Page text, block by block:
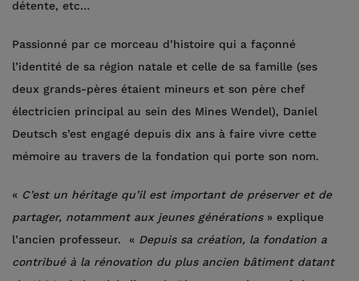
détente, etc…
Passionné par ce morceau d’histoire qui a façonné
l’identité de sa région natale et celle de sa famille (ses
deux grands-pères étaient mineurs et son père chef
électricien principal au sein des Mines Wendel), Daniel
Deutsch s’est engagé depuis dix ans à faire vivre cette
mémoire au travers de la fondation qui porte son nom.
« C’est un héritage qu’il est important de préserver et de
partager, notamment aux jeunes générations» explique
l’ancien professeur. « Depuis sa création, la fondation a
contribué à la rénovation du plus ancien bâtiment datant